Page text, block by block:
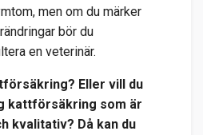
men om du märker
bör du
en veterinär.
Eller vill du
kattförsäkring som är
kvalitativ? Då kan du